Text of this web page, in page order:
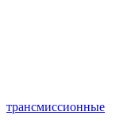
трансмиссионные